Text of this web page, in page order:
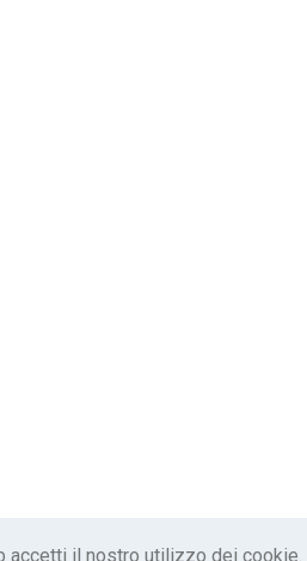
il ​​nostro utilizzo dei cookie.